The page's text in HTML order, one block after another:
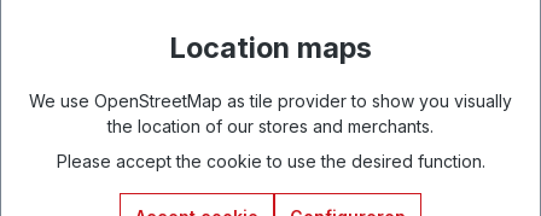
Location maps
We use OpenStreetMap as tile provider to show you visually
the location of our stores and merchants.
Please accept the cookie to use the desired function.